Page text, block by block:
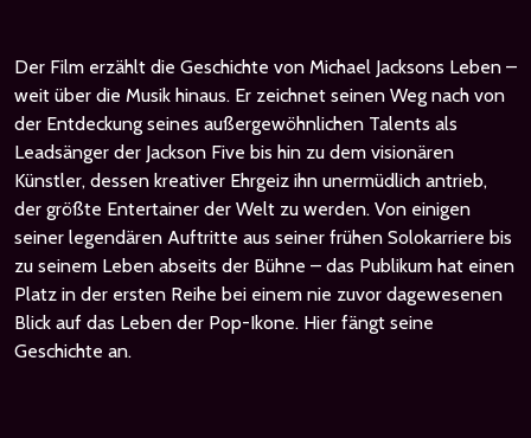
Der Film erzählt die Geschichte von Michael Jacksons Leben –
weit über die Musik hinaus. Er zeichnet seinen Weg nach von
der Entdeckung seines außergewöhnlichen Talents als
Leadsänger der Jackson Five bis hin zu dem visionären
Künstler, dessen kreativer Ehrgeiz ihn unermüdlich antrieb,
der größte Entertainer der Welt zu werden. Von einigen
seiner legendären Auftritte aus seiner frühen Solokarriere bis
zu seinem Leben abseits der Bühne – das Publikum hat einen
Platz in der ersten Reihe bei einem nie zuvor dagewesenen
Blick auf das Leben der Pop-Ikone. Hier fängt seine
Geschichte an.